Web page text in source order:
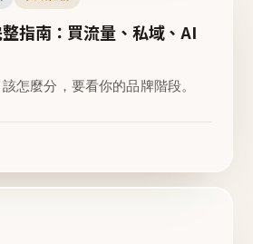
指南：買流量、私域、AI
怎麼分，要看你的品牌階段。